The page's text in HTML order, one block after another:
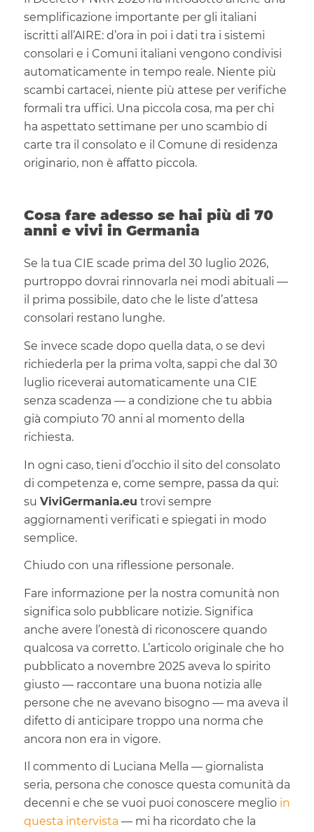
semplificazione importante per gli italiani
iscritti all’AIRE: d’ora in poi i dati tra i sistemi
consolari e i Comuni italiani vengono condivisi
automaticamente in tempo reale. Niente più
scambi cartacei, niente più attese per verifiche
formali tra uffici. Una piccola cosa, ma per chi
ha aspettato settimane per uno scambio di
carte tra il consolato e il Comune di residenza
originario, non è affatto piccola.
Cosa fare adesso se hai più di 70
anni e vivi in Germania
Se la tua CIE scade prima del 30 luglio 2026,
purtroppo dovrai rinnovarla nei modi abituali —
il prima possibile, dato che le liste d’attesa
consolari restano lunghe.
Se invece scade dopo quella data, o se devi
richiederla per la prima volta, sappi che dal 30
luglio riceverai automaticamente una CIE
senza scadenza — a condizione che tu abbia
già compiuto 70 anni al momento della
richiesta.
In ogni caso, tieni d’occhio il sito del consolato
di competenza e, come sempre, passa da qui:
su ViviGermania.eu trovi sempre
aggiornamenti verificati e spiegati in modo
semplice.
Chiudo con una riflessione personale.
Fare informazione per la nostra comunità non
significa solo pubblicare notizie. Significa
anche avere l’onestà di riconoscere quando
qualcosa va corretto. L’articolo originale che ho
pubblicato a novembre 2025 aveva lo spirito
giusto — raccontare una buona notizia alle
persone che ne avevano bisogno — ma aveva il
difetto di anticipare troppo una norma che
ancora non era in vigore.
Il commento di Luciana Mella — giornalista
seria, persona che conosce questa comunità da
decenni e che se vuoi puoi conoscere meglio in
questa intervista — mi ha ricordato che la